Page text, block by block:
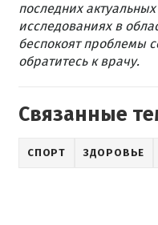
последних
исследованиях в
беспокоят проблемы
обратитесь к врачу.
Связанные
СПОРТ ЗДОРОВЬЕ